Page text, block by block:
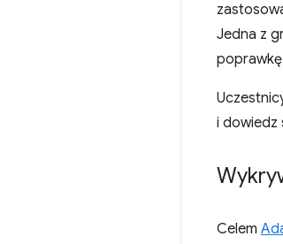
Jedna z
i dowiedz
Celem